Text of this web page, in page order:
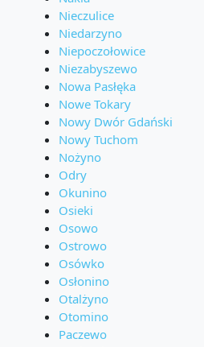
Nieczulice
Niedarzyno
Niepoczołowice
Niezabyszewo
Nowa Pasłęka
Nowe Tokary
Nowy Dwór Gdański
Nowy Tuchom
Nożyno
Odry
Okunino
Osieki
Osowo
Ostrowo
Osówko
Osłonino
Otalżyno
Otomino
Paczewo